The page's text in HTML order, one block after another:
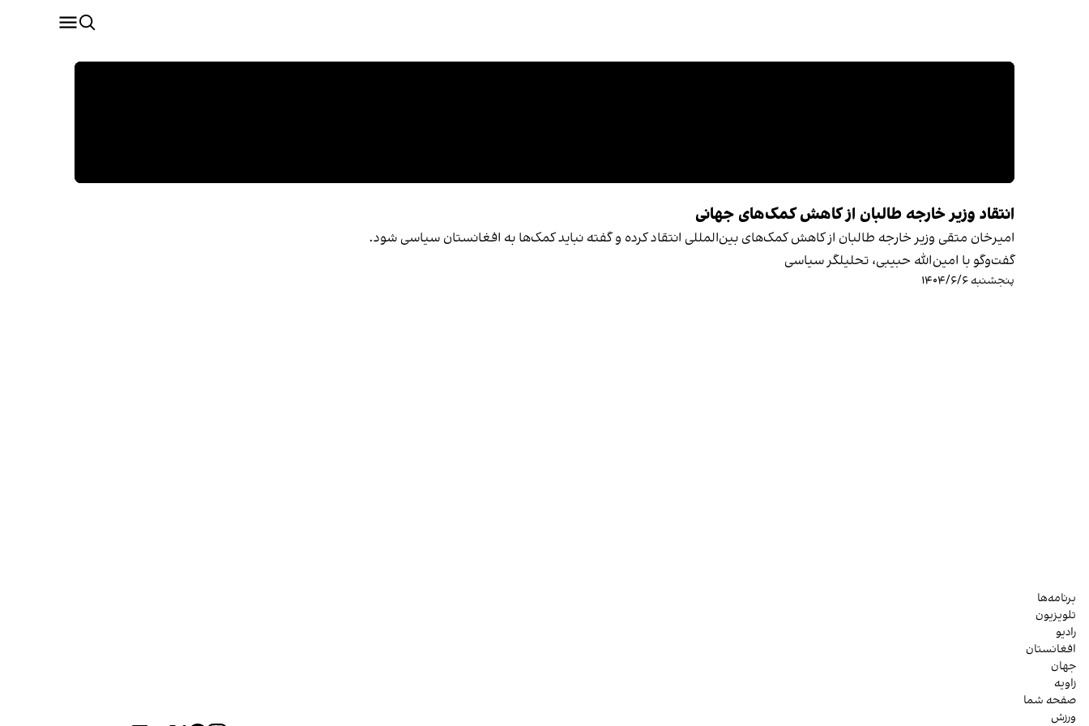
انتقاد وزیر خارجه طالبان از کاهش کمک‌های جهانی
امیرخان متقی وزیر خارجه طالبان از کاهش کمک‌های بین‌المللی انتقاد کرده و گفته نباید کمک‌ها به افغانستان سیاسی شود.
گفت‌وگو با امین‌الله حبیبی، تحلیلگر سیاسی
پنجشنبه ۱۴۰۴/۶/۶
برنامه‌ها
تلویزیون
رادیو
افغانستان
جهان
زاویه
صفحه شما
ورزش